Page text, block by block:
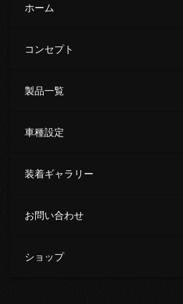
ホーム
コンセプト
製品一覧
車種設定
装着ギャラリー
お問い合わせ
ショップ